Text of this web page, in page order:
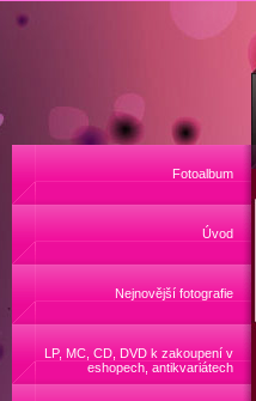
Fotoalbum
Úvod
Nejnovější fotografie
LP, MC, CD, DVD k zakoupení v
eshopech, antikvariátech